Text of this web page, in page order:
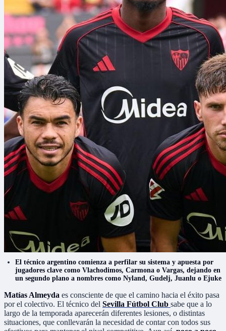
El técnico argentino comienza a perfilar su sistema y apuesta por
jugadores clave como Vlachodimos, Carmona o Vargas, dejando en
un segundo plano a nombres como Nyland, Gudelj, Juanlu o Ejuke
Matías Almeyda es consciente de que el camino hacia el éxito pasa
por el colectivo. El técnico del Sevilla Fútbol Club sabe que a lo
largo de la temporada aparecerán diferentes lesiones, o distintas
situaciones, que conllevarán la necesidad de contar con todos sus